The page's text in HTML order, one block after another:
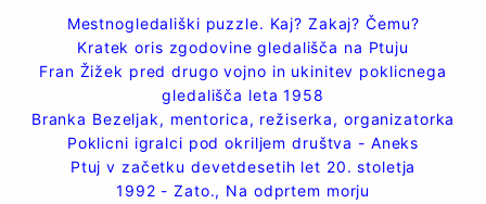
Mestnogledališki puzzle. Kaj? Zakaj? Čemu?
Kratek oris zgodovine gledališča na Ptuju
Fran Žižek pred drugo vojno in ukinitev poklicnega
gledališča leta 1958
Branka Bezeljak, mentorica, režiserka, organizatorka
Poklicni igralci pod okriljem društva - Aneks
Ptuj v začetku devetdesetih let 20. stoletja
1992 - Zato., Na odprtem morju